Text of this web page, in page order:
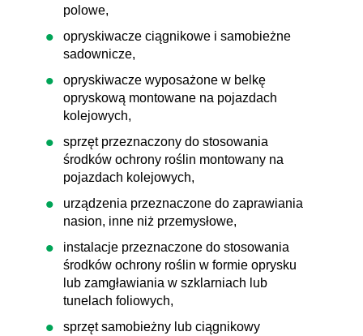
polowe,
opryskiwacze ciągnikowe i samobieżne
sadownicze,
opryskiwacze wyposażone w belkę
opryskową montowane na pojazdach
kolejowych,
sprzęt przeznaczony do stosowania
środków ochrony roślin montowany na
pojazdach kolejowych,
urządzenia przeznaczone do zaprawiania
nasion, inne niż przemysłowe,
instalacje przeznaczone do stosowania
środków ochrony roślin w formie oprysku
lub zamgławiania w szklarniach lub
tunelach foliowych,
sprzęt samobieżny lub ciągnikowy